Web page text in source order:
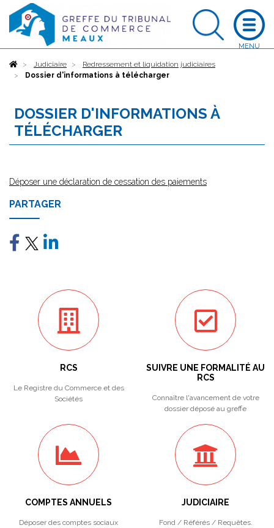
AccueilJudiciaire
Redressement et liquidation judiciaires
Dossier d'informations à télécharger
DOSSIER D'INFORMATIONS À
TÉLÉCHARGER
Déposer une déclaration de cessation des paiements
PARTAGER
RCS
Le Registre du Commerce et des
Sociétés
SUIVRE UNE FORMALITÉ AU
RCS
Connaître l'avancement de votre
dossier déposé au greffe
COMPTES ANNUELS
Déposer des comptes sociaux
JUDICIAIRE
Fond / Référés / Requêtes.